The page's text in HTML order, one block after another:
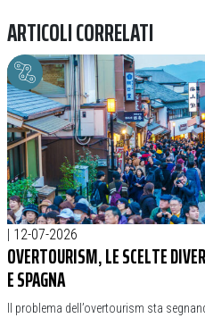
ARTICOLI CORRELATI
| 12-07-2026
OVERTOURISM, LE SCELTE
E SPAGNA
Il problema dell’overtourism sta